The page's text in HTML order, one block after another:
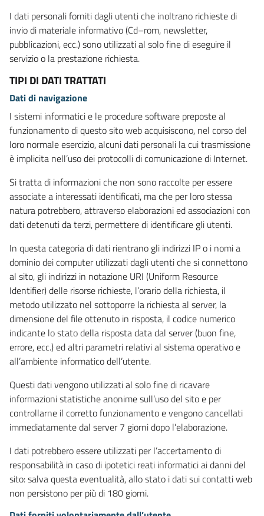
I dati personali forniti dagli utenti che inoltrano richieste di
invio di materiale informativo (Cd–rom, newsletter,
pubblicazioni, ecc.) sono utilizzati al solo fine di eseguire il
servizio o la prestazione richiesta.
TIPI DI DATI TRATTATI
Dati di navigazione
I sistemi informatici e le procedure software preposte al
funzionamento di questo sito web acquisiscono, nel corso del
loro normale esercizio, alcuni dati personali la cui trasmissione
è implicita nell’uso dei protocolli di comunicazione di Internet.
Si tratta di informazioni che non sono raccolte per essere
associate a interessati identificati, ma che per loro stessa
natura potrebbero, attraverso elaborazioni ed associazioni con
dati detenuti da terzi, permettere di identificare gli utenti.
In questa categoria di dati rientrano gli indirizzi IP o i nomi a
dominio dei computer utilizzati dagli utenti che si connettono
al sito, gli indirizzi in notazione URI (Uniform Resource
Identifier) delle risorse richieste, l’orario della richiesta, il
metodo utilizzato nel sottoporre la richiesta al server, la
dimensione del file ottenuto in risposta, il codice numerico
indicante lo stato della risposta data dal server (buon fine,
errore, ecc.) ed altri parametri relativi al sistema operativo e
all’ambiente informatico dell’utente.
Questi dati vengono utilizzati al solo fine di ricavare
informazioni statistiche anonime sull’uso del sito e per
controllarne il corretto funzionamento e vengono cancellati
immediatamente dal server 7 giorni dopo l’elaborazione.
I dati potrebbero essere utilizzati per l’accertamento di
responsabilità in caso di ipotetici reati informatici ai danni del
sito: salva questa eventualità, allo stato i dati sui contatti web
non persistono per più di 180 giorni.